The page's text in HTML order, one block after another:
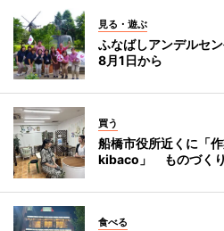
見る・遊ぶ
ふなばしアンデルセ
8月1日から
買う
船橋市役所近くに「
kibaco」 ものづく
食べる